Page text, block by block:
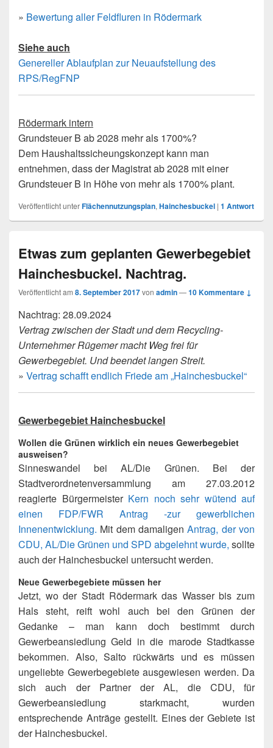
» Bewertung aller Feldfluren in Rödermark
Siehe auch
Genereller Ablaufplan zur Neuaufstellung des
RPS/RegFNP
Rödermark intern
Grundsteuer B ab 2028 mehr als 1700%?
Dem Haushaltssicheungskonzept kann man
entnehmen, dass der Magistrat ab 2028 mit einer
Grundsteuer B in Höhe von mehr als 1700% plant.
Veröffentlicht unterFlächennutzungsplan, Hainchesbuckel | 1 Antwort
Etwas zum geplanten Gewerbegebiet
Hainchesbuckel. Nachtrag.
Veröffentlicht am 8. September 2017von admin—10 Kommentare ↓
Nachtrag: 28.09.2024
Vertrag zwischen der Stadt und dem Recycling-
Unternehmer Rügemer macht Weg frei für
Gewerbegebiet. Und beendet langen Streit.
» Vertrag schafft endlich Friede am „Hainchesbuckel“
Gewerbegebiet Hainchesbuckel
Wollen die Grünen wirklich ein neues Gewerbegebiet
ausweisen?
Sinneswandel bei AL/Die Grünen. Bei der
Stadtverordnetenversammlung am 27.03.2012
reagierte Bürgermeister Kern noch sehr wütend auf
einen FDP/FWR Antrag -zur gewerblichen
Innenentwicklung. Mit dem damaligenAntrag, der von
CDU, AL/Die Grünen und SPD abgelehnt wurde, sollte
auch der Hainchesbuckel untersucht werden.
Neue Gewerbegebiete müssen her
Jetzt, wo der Stadt Rödermark das Wasser bis zum
Hals steht, reift wohl auch bei den Grünen der
Gedanke – man kann doch bestimmt durch
Gewerbeansiedlung Geld in die marode Stadtkasse
bekommen. Also, Salto rückwärts und es müssen
ungeliebte Gewerbegebiete ausgewiesen werden. Da
sich auch der Partner der AL, die CDU, für
Gewerbeansiedlung starkmacht, wurden
entsprechende Anträge gestellt. Eines der Gebiete ist
der Hainchesbuckel.